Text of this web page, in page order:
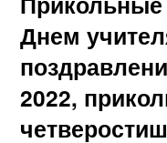
Днем
2022,